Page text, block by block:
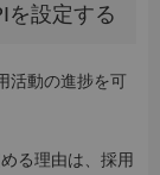
を設定する
活動の進捗を可
る理由は、採用